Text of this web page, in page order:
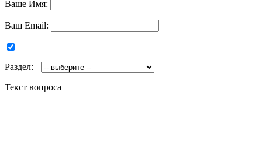
Ваше Имя:
Ваш Email:
Раздел:
Текст вопроса